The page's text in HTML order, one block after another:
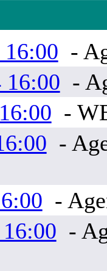
-
16:00 -
-
-
-
-